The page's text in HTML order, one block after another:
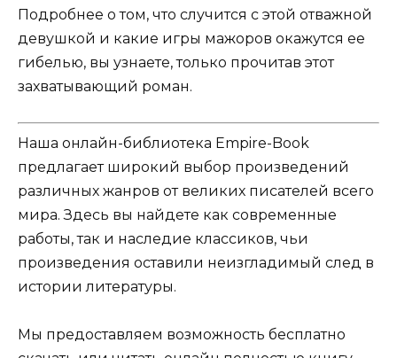
Подробнее о том, что случится с этой отважной
девушкой и какие игры мажоров окажутся ее
гибелью, вы узнаете, только прочитав этот
захватывающий роман.
Наша онлайн-библиотека Empire-Book
предлагает широкий выбор произведений
различных жанров от великих писателей всего
мира. Здесь вы найдете как современные
работы, так и наследие классиков, чьи
произведения оставили неизгладимый след в
истории литературы.
Мы предоставляем возможность бесплатно